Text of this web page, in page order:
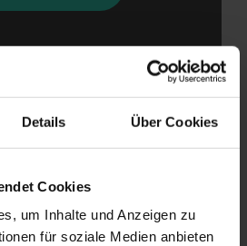
Details Über Cookies
Cookies
um Inhalte und Anzeigen zu
für soziale Medien anbieten